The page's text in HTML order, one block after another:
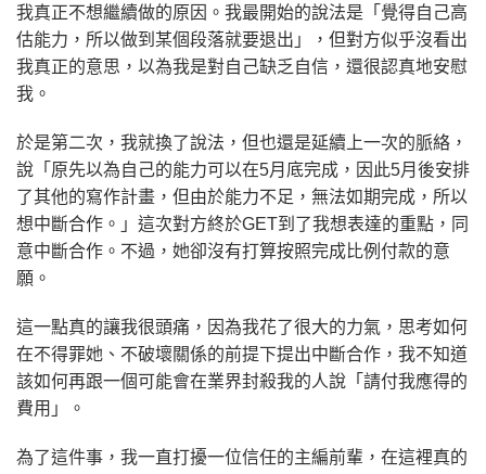
我真正不想繼續做的原因。我最開始的說法是「覺得自己高
估能力，所以做到某個段落就要退出」，但對方似乎沒看出
我真正的意思，以為我是對自己缺乏自信，還很認真地安慰
我。
於是第二次，我就換了說法，但也還是延續上一次的脈絡，
說「原先以為自己的能力可以在5月底完成，因此5月後安排
了其他的寫作計畫，但由於能力不足，無法如期完成，所以
想中斷合作。」這次對方終於GET到了我想表達的重點，同
意中斷合作。不過，她卻沒有打算按照完成比例付款的意
願。
這一點真的讓我很頭痛，因為我花了很大的力氣，思考如何
在不得罪她、不破壞關係的前提下提出中斷合作，我不知道
該如何再跟一個可能會在業界封殺我的人說「請付我應得的
費用」。
為了這件事，我一直打擾一位信任的主編前輩，在這裡真的